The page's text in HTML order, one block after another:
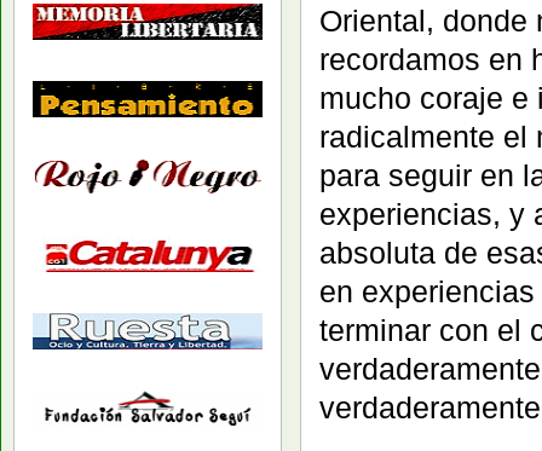
Oriental, donde
recordamos en
mucho coraje e
radicalmente el
para seguir en
experiencias, y
absoluta de
en
terminar con el